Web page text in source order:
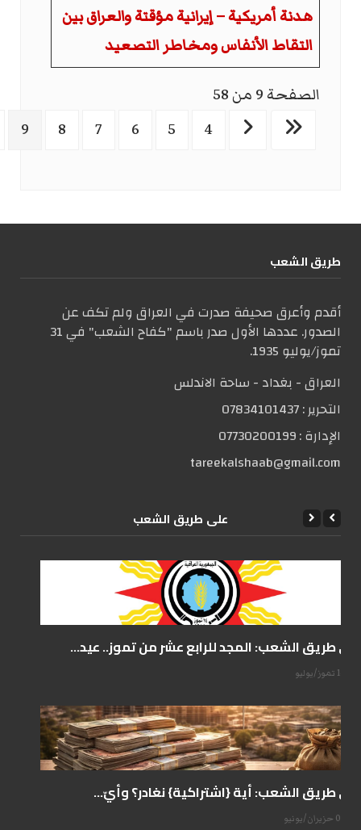
هدنة أمريكية – إيرانية مؤقتة والعراق بين
التقاط الأنفاس ومخاطر التصعيد
الصفحة 9 من 58
4
5
6
7
8
9
طریق الشعب
أقدم وأعرق صحيفة صدرت في العراق ولم تكف عن
الصدور. عددها الأول صدر باسم "كفاح الشعب" في 31
تموز/يوليو 1935.
العراق - بغداد - ساحة الاندلس
التحریر :07834101437
الإدارة :07730200199
tareekalshaab@gmail.com
علی طریق الشعب
على طريق الشعب: المجد للرابع عشر من تموز.. عيد...
14 تموز/يوليو
على طريق الشعب: أية {اشتراكية} نغادر؟ وأيّ...
07 حزيران/يونيو